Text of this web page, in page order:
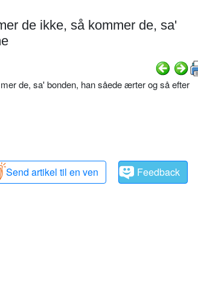
de ikke, så kommer de, sa'
de, sa' bonden, han såede ærter og så efter
Send artikel til en ven Feedback